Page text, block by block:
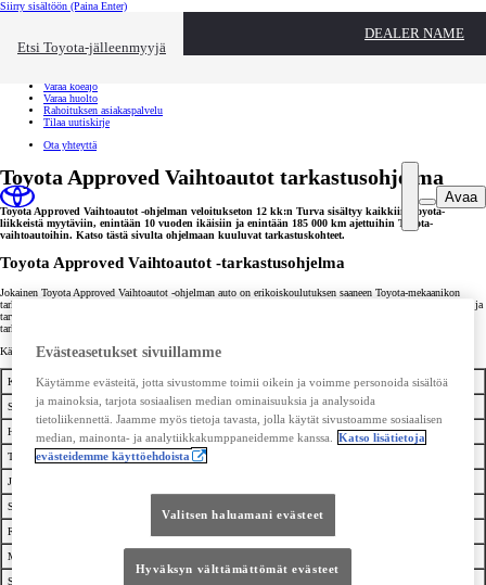
Siirry sisältöön (Paina Enter)
Etsi Toyota-jälleenmyyjä
DEALER NAME
Toyota palvelee Sulje
Varaa koeajo
Varaa huolto
Rahoituksen asiakaspalvelu
Tilaa uutiskirje
Ota yhteyttä
Avaa
Toyota Approved Vaihtoautot tarkastusohjelma
Toyota Approved Vaihtoautot -ohjelman veloitukseton 12 kk:n Turva sisältyy kaikkiin Toyota-
liikkeistä myytäviin, enintään 10 vuoden ikäisiin ja enintään 185 000 km ajettuihin Toyota-
vaihtoautoihin. Katso tästä sivulta ohjelmaan kuuluvat tarkastuskohteet.
Toyota Approved Vaihtoautot -tarkastusohjelma
Jokainen Toyota Approved Vaihtoautot -ohjelman auto on erikoiskoulutuksen saaneen Toyota-mekaanikon
tarkastama. Perusteellisen teknisen tarkastuksen yhteydessä havaitut mahdolliset puutteet tai viat on korjattu ja
tarvittavat osat vaihdettu. Kaikissa Toyota Approved Vaihtoautot -ohjelman autoissa on todistus teknisestä
tarkastuksesta.
Käymme tarkastuksessa läpi seuraavat kohteet.
Käyttöjarru Varoituskolmio Vetolaitteet
Seisontajarru Turvavyöt Hallintalaitteet
Heijastimet Taka-akselisto Peilit
Takavalot Pakoputkisto
Jarruvalot
Suuntavalot
Rekisterikilven valot
Merkkivalot
Seisontavalot
Evästeasetukset sivuillamme
Käytämme evästeitä, jotta sivustomme toimii oikein ja voimme personoida sisältöä
ja mainoksia, tarjota sosiaalisen median ominaisuuksia ja analysoida
tietoliikennettä. Jaamme myös tietoja tavasta, jolla käytät sivustoamme sosiaalisen
median, mainonta- ja analytiikkakumppaneidemme kanssa. Katso lisätietoja
evästeidemme käyttöehdoista
Valitsen haluamani evästeet
Hyväksyn välttämättömät evästeet